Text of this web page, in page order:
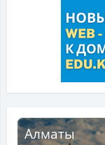
Алматы